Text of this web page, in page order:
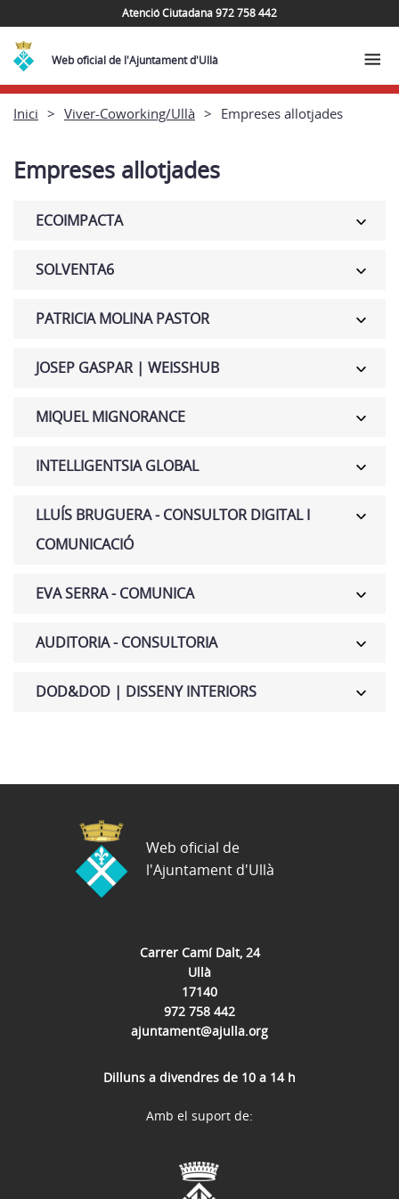
Atenció Ciutadana 972 758 442
Web oficial de l'Ajuntament d'Ullà
Inici Viver-Coworking/Ullà Empreses allotjades
Empreses allotjades
ECOIMPACTA
SOLVENTA6
PATRICIA MOLINA PASTOR
JOSEP GASPAR | WEISSHUB
MIQUEL MIGNORANCE
INTELLIGENTSIA GLOBAL
LLUÍS BRUGUERA - CONSULTOR DIGITAL I
COMUNICACIÓ
EVA SERRA - COMUNICA
AUDITORIA - CONSULTORIA
DOD&DOD | DISSENY INTERIORS
Carrer Camí Dalt, 24
Ullà
17140
972 758 442
ajuntament@ajulla.org
Dilluns a divendres de 10 a 14 h
Web oficial de
l'Ajuntament d'Ullà
Amb el suport de: